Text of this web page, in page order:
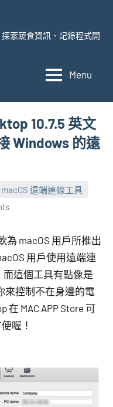
索蔬食資訊、記錄程式開
Menu
10.7.5 英文
Windows 的遠
macOS 遠端連線工具
為 macOS 用戶所推出
用戶使用遠端連
而這個工具有點像是
來控制不在身邊的電
在 MAC APP Store 可
喔！